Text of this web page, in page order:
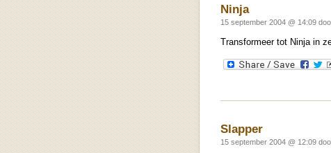
Ninja
15 september 2004 @ 14:09
Transformeer tot Ninja in
Slapper
15 september 2004 @ 12:09